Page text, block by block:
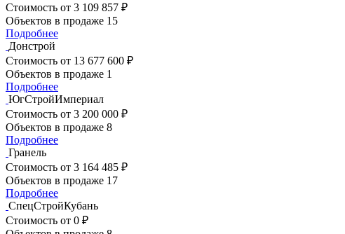
Стоимость от 3 109 857 ₽
Объектов в продаже 15
Подробнее
Донстрой
Стоимость от 13 677 600 ₽
Объектов в продаже 1
Подробнее
ЮгСтройИмпериал
Стоимость от 3 200 000 ₽
Объектов в продаже 8
Подробнее
Гранель
Стоимость от 3 164 485 ₽
Объектов в продаже 17
Подробнее
СпецСтройКубань
Стоимость от 0 ₽